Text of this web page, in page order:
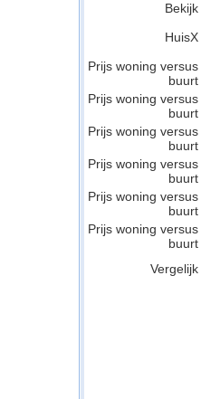
Bekijk
HuisX
Prijs woning versus
buurt
Prijs woning versus
buurt
Prijs woning versus
buurt
Prijs woning versus
buurt
Prijs woning versus
buurt
Prijs woning versus
buurt
Vergelijk